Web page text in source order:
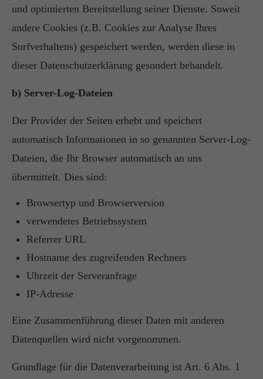
und optimierten Bereitstellung seiner Dienste. Soweit
andere Cookies (z.B. Cookies zur Analyse Ihres
Surfverhaltens) gespeichert werden, werden diese in
dieser Datenschutzerklärung gesondert behandelt.
b) Server-Log-Dateien
Der Provider der Seiten erhebt und speichert
automatisch Informationen in so genannten Server-Log-
Dateien, die Ihr Browser automatisch an uns
übermittelt. Dies sind:
Browsertyp und Browserversion
verwendetes Betriebssystem
Referrer URL
Hostname des zugreifenden Rechners
Uhrzeit der Serveranfrage
IP-Adresse
Eine Zusammenführung dieser Daten mit anderen
Datenquellen wird nicht vorgenommen.
Grundlage für die Datenverarbeitung ist Art. 6 Abs. 1